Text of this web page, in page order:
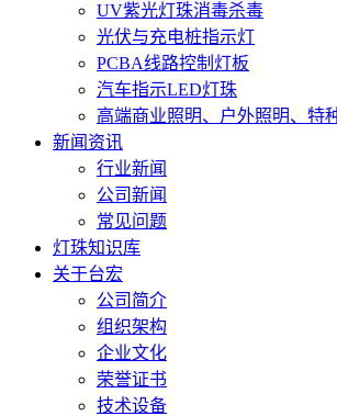
UV紫光灯珠消毒杀毒
光伏与充电桩指示灯
PCBA线路控制灯板
汽车指示LED灯珠
高端商业照明、户外照明、特
新闻资讯
行业新闻
公司新闻
常见问题
灯珠知识库
关于台宏
公司简介
组织架构
企业文化
荣誉证书
技术设备